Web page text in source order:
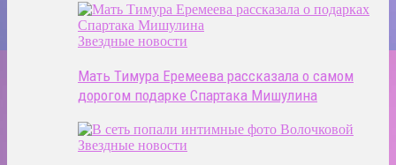
Звездные новости
Мать Тимура Еремеева рассказала о самом
дорогом подарке Спартака Мишулина
Звездные новости